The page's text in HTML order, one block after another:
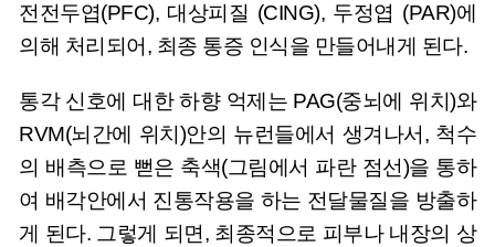
전전두엽(PFC), 대상피질 (CING), 두정엽 (PAR)에
의해 처리되어, 최종 통증 인식을 만들어내게 된다.
통각 신호에 대한 하향 억제는 PAG(중뇌에 위치)와
RVM(뇌간에 위치)안의 뉴런들에서 생겨나서, 척수
의 배측으로 뻗은 축색(그림에서 파란 점선)을 통하
여 배각안에서 진통작용을 하는 전달물질을 방출하
게 된다. 그렇게 되면, 최종적으로 피부나 내장의 상